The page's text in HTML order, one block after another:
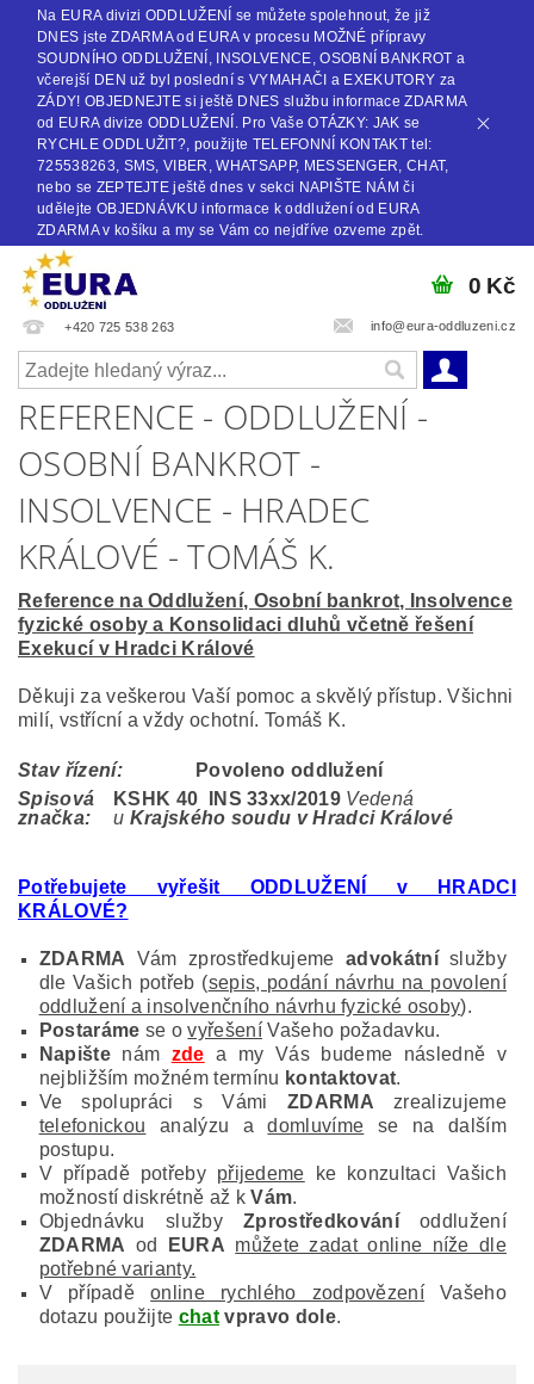
Na EURA divizi ODDLUŽENÍ se můžete spolehnout, že již
DNES jste ZDARMA od EURA v procesu MOŽNÉ přípravy
SOUDNÍHO ODDLUŽENÍ, INSOLVENCE, OSOBNÍ BANKROT a
včerejší DEN už byl poslední s VYMAHAČI a EXEKUTORY za
ZÁDY! OBJEDNEJTE si ještě DNES službu informace ZDARMA
od EURA divize ODDLUŽENÍ. Pro Vaše OTÁZKY: JAK se
RYCHLE ODDLUŽIT?, použijte TELEFONNÍ KONTAKT tel:
725538263, SMS, VIBER, WHATSAPP, MESSENGER, CHAT,
nebo se ZEPTEJTE ještě dnes v sekci NAPIŠTE NÁM či
udělejte OBJEDNÁVKU informace k oddlužení od EURA
ZDARMA v košíku a my se Vám co nejdříve ozveme zpět.
+420 725 538 263 info@eura-oddluzeni.cz
0 Kč
REFERENCE - ODDLUŽENÍ -
OSOBNÍ BANKROT -
INSOLVENCE - HRADEC
KRÁLOVÉ - TOMÁŠ K.
Reference na Oddlužení, Osobní bankrot, Insolvence
fyzické osoby a Konsolidaci dluhů včetně řešení
Exekucí v Hradci Králové
Děkuji za veškerou Vaší pomoc a skvělý přístup. Všichni
milí, vstřícní a vždy ochotní. Tomáš K.
Stav řízení:
Povoleno oddlužení
Spisová
značka:
KSHK 40 INS 33xx/2019 Vedená
u Krajského soudu v Hradci Králové
Potřebujete vyřešit ODDLUŽENÍ v HRADCI
KRÁLOVÉ?
ZDARMA Vám zprostředkujeme advokátníslužby
dle Vašich potřeb (sepis, podání návrhu na povolení
oddlužení a insolvenčního návrhu fyzické osoby).
Postaráme se ovyřešeníVašeho požadavku.
Napištenám zde a my Vás budeme následně v
nejbližším možném termínu kontaktovat.
Ve spolupráci s Vámi ZDARMA zrealizujeme
telefonickou analýzu adomluvíme se na dalším
postupu.
V případě potřeby přijedeme ke konzultaci Vašich
možností diskrétně až kVám.
Objednávku služby
Zprostředkováníoddlužení
ZDARMA od EURA můžete zadat online níže dle
potřebné varianty.
V případěonline rychlého zodpovězení Vašeho
dotazu použijte chatvpravo dole.